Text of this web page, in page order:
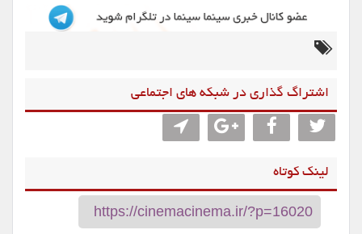
اشتراگ گذاری در شبکه های اجتماعی
لینک کوتاه